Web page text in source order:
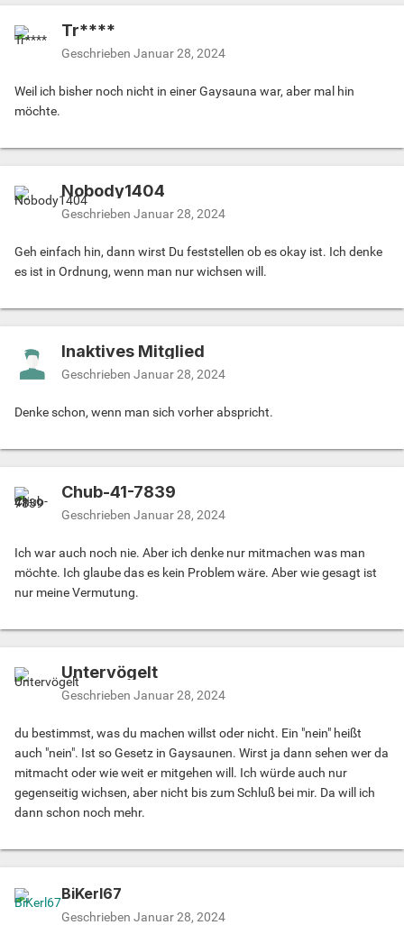
Tr****
Geschrieben Januar 28, 2024
Weil ich bisher noch nicht in einer Gaysauna war, aber mal hin
möchte.
Nobody1404
Geschrieben Januar 28, 2024
Geh einfach hin, dann wirst Du feststellen ob es okay ist. Ich denke
es ist in Ordnung, wenn man nur wichsen will.
Inaktives Mitglied
Geschrieben Januar 28, 2024
Denke schon, wenn man sich vorher abspricht.
Chub-41-7839
Geschrieben Januar 28, 2024
Ich war auch noch nie. Aber ich denke nur mitmachen was man
möchte. Ich glaube das es kein Problem wäre. Aber wie gesagt ist
nur meine Vermutung.
Untervögelt
Geschrieben Januar 28, 2024
du bestimmst, was du machen willst oder nicht. Ein "nein" heißt
auch "nein". Ist so Gesetz in Gaysaunen. Wirst ja dann sehen wer da
mitmacht oder wie weit er mitgehen will. Ich würde auch nur
gegenseitig wichsen, aber nicht bis zum Schluß bei mir. Da will ich
dann schon noch mehr.
BiKerl67
Geschrieben Januar 28, 2024